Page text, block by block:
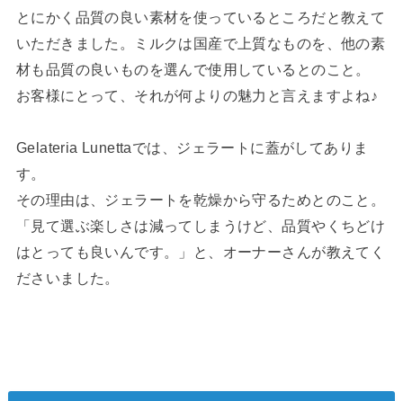
とにかく品質の良い素材を使っているところだと教えて
いただきました。ミルクは国産で上質なものを、他の素
材も品質の良いものを選んで使用しているとのこと。
お客様にとって、それが何よりの魅力と言えますよね♪
Gelateria Lunettaでは、ジェラートに蓋がしてありま
す。
その理由は、ジェラートを乾燥から守るためとのこと。
「見て選ぶ楽しさは減ってしまうけど、品質やくちどけ
はとっても良いんです。」と、オーナーさんが教えてく
ださいました。